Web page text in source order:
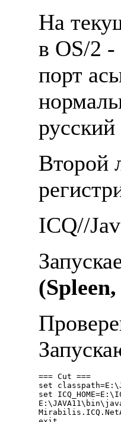
Hа
в OS/2 -
порт
Второй
ICQ//
=== Cut ===
set
set
E:\JAVA11\bin\java